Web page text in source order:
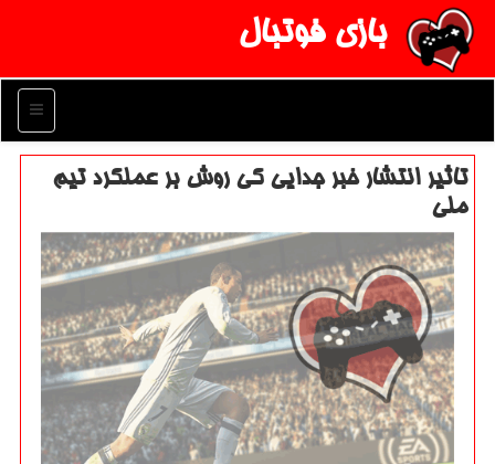
بازی فوتبال
منو
تاثیر انتشار خبر جدایی كی روش بر عملكرد تیم
ملی